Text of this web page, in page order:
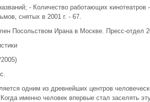
- Количество работающих кинотеатров
снятых в 2001 г. - 67.
Посольством Ирана в Москве. Пресс-отдел
одним из древнейших центров
именно человек впервые стал заселять